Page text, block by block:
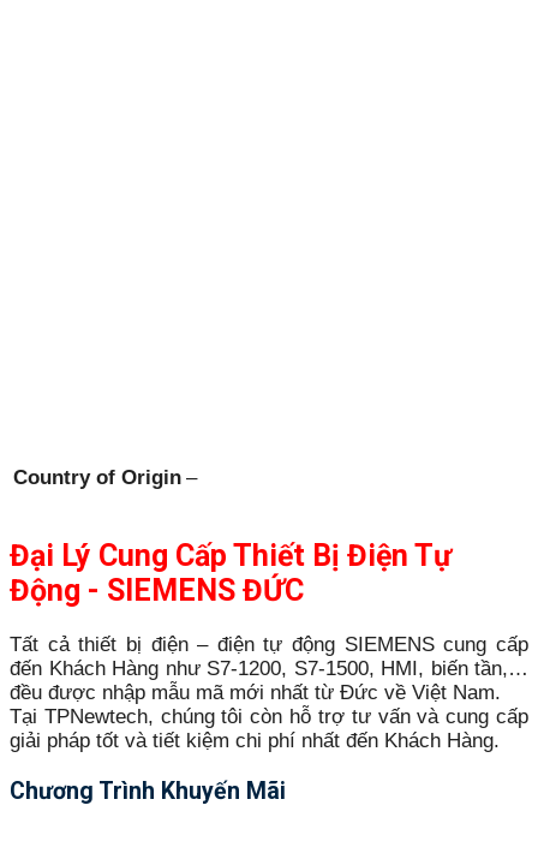
Country of Origin –
Đại Lý Cung Cấp Thiết Bị Điện Tự
Động - SIEMENS ĐỨC
Tất cả thiết bị điện – điện tự động SIEMENS cung cấp
đến Khách Hàng như S7-1200, S7-1500, HMI, biến tần,…
đều được nhập mẫu mã mới nhất từ Đức về Việt Nam.
Tại TPNewtech, chúng tôi còn hỗ trợ tư vấn và cung cấp
giải pháp tốt và tiết kiệm chi phí nhất đến Khách Hàng.
Chương Trình Khuyến Mãi